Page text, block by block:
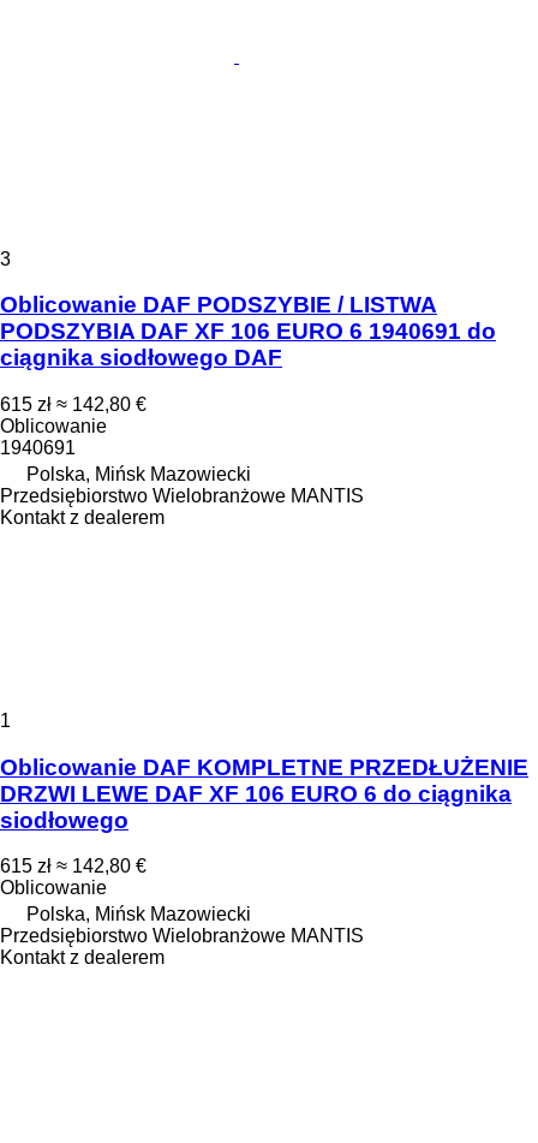
3
Oblicowanie DAF PODSZYBIE / LISTWA
PODSZYBIA DAF XF 106 EURO 6 1940691 do
ciągnika siodłowego DAF
615 zł ≈ 142,80 €
Oblicowanie
1940691
Polska, Mińsk Mazowiecki
Przedsiębiorstwo Wielobranżowe MANTIS
Kontakt z dealerem
1
Oblicowanie DAF KOMPLETNE PRZEDŁUŻENIE
DRZWI LEWE DAF XF 106 EURO 6 do ciągnika
siodłowego
615 zł ≈ 142,80 €
Oblicowanie
Polska, Mińsk Mazowiecki
Przedsiębiorstwo Wielobranżowe MANTIS
Kontakt z dealerem